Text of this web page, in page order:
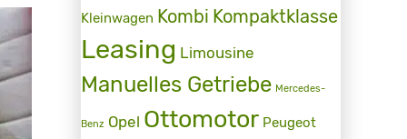
Kleinwagen Kombi Kompaktklasse
Leasing Limousine
Manuelles Getriebe Mercedes-
Benz Opel Ottomotor Peugeot